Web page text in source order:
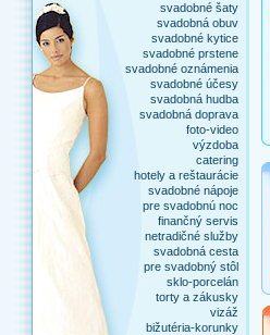
svadobné šaty
svadobná obuv
svadobné kytice
svadobné prstene
svadobné oznámenia
svadobné účesy
svadobná hudba
svadobná doprava
foto-video
výzdoba
catering
hotely a reštaurácie
svadobné nápoje
pre svadobnú noc
finančný servis
netradičné služby
svadobná cesta
pre svadobný stôl
sklo-porcelán
torty a zákusky
vizáž
bižutéria-korunky